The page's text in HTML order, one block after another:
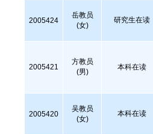
2005424
岳教员
(女)
研究生在读
2005421
方教员
(男)
本科在读
2005420
吴教员
(女)
本科在读